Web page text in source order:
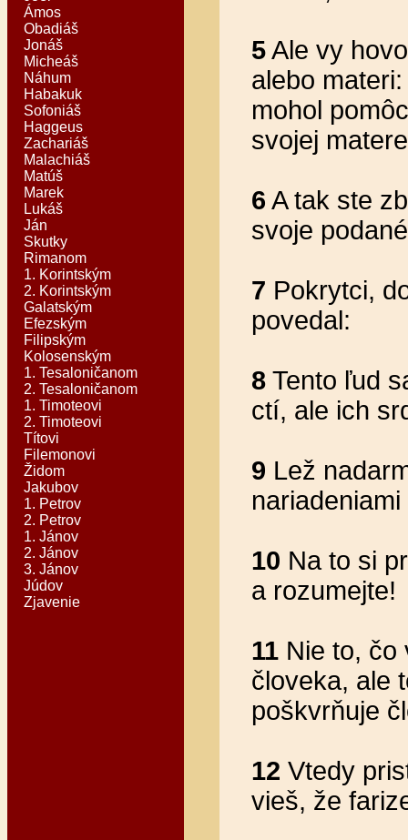
Ámos
Obadiáš
Jonáš
Micheáš
Náhum
Habakuk
Sofoniáš
Haggeus
Zachariáš
Malachiáš
Matúš
Marek
Lukáš
Ján
Skutky
Rimanom
1. Korintským
2. Korintským
Galatským
Efezským
Filipským
Kolosenským
1. Tesaloničanom
2. Tesaloničanom
1. Timoteovi
2. Timoteovi
Títovi
Filemonovi
Židom
Jakubov
1. Petrov
2. Petrov
1. Jánov
2. Jánov
3. Jánov
Júdov
Zjavenie
5Ale vy
alebo
mohol
svojej
6 A tak ste
svoje
7 Pokrytci,
povedal:
8Tento ľud
ctí, ale ich
9 Lež
10 Na to si
a rozumejte!
11Nie to, čo
človeka, ale
poškvrňuje
12 Vtedy
vieš, že